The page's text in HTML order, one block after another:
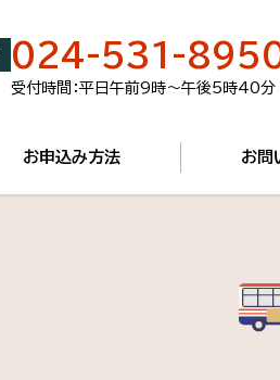
024-531-
受付時間：平日午前9時～午後5時40分
お申込み方法 お問